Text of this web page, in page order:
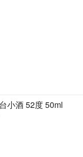
小酒 52度 50ml